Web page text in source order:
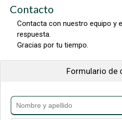
Contacto
Contacta con nuestro equipo y
respuesta.
Gracias por tu tiempo.
Formulario de